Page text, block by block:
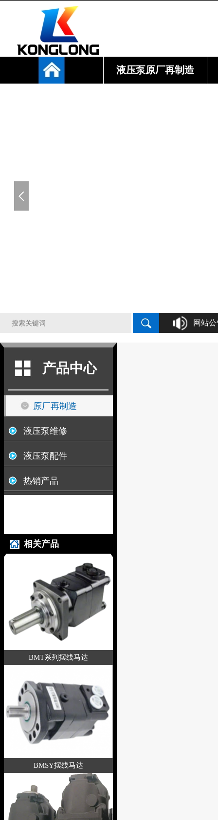
液压泵原厂再制造
网站
液压泵原厂再制造，液压泵维修，液压
产品中心
原厂再制造
液压泵维修
液压泵配件
热销产品
相关产品
BMT系列摆线马达
BMSY摆线马达